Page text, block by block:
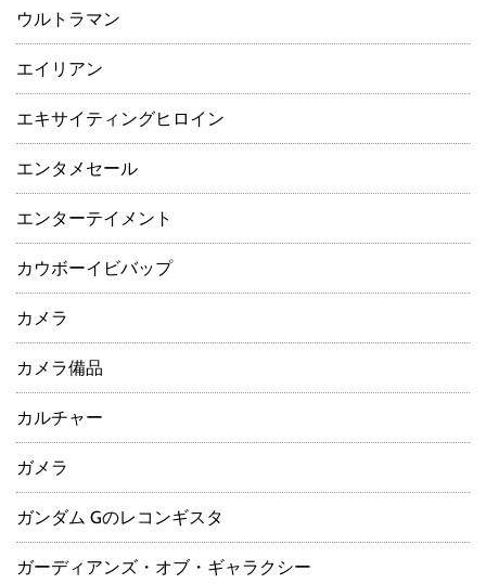
ウルトラマン
エイリアン
エキサイティングヒロイン
エンタメセール
エンターテイメント
カウボーイビバップ
カメラ
カメラ備品
カルチャー
ガメラ
ガンダム Gのレコンギスタ
ガーディアンズ・オブ・ギャラクシー